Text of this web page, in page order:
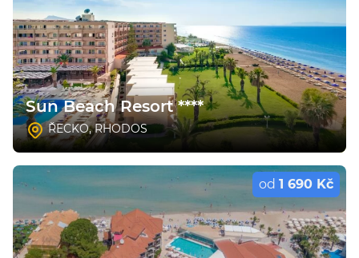
Sun Beach Resort ****
ŘECKO,RHODOS
od 1 690 Kč